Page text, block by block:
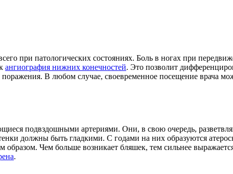
при патологических состояниях. Боль в ногах при
ангиография нижних конечностей. Это позволит
В любом случае, своевременное посещение врача
подвздошными артериями. Они, в свою очередь,
должны быть гладкими. С годами на них образуются
Чем больше возникает бляшек, тем сильнее
.